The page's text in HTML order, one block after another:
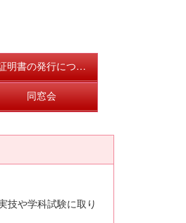
証明書の発行について
同窓会
技や学科試験に取り